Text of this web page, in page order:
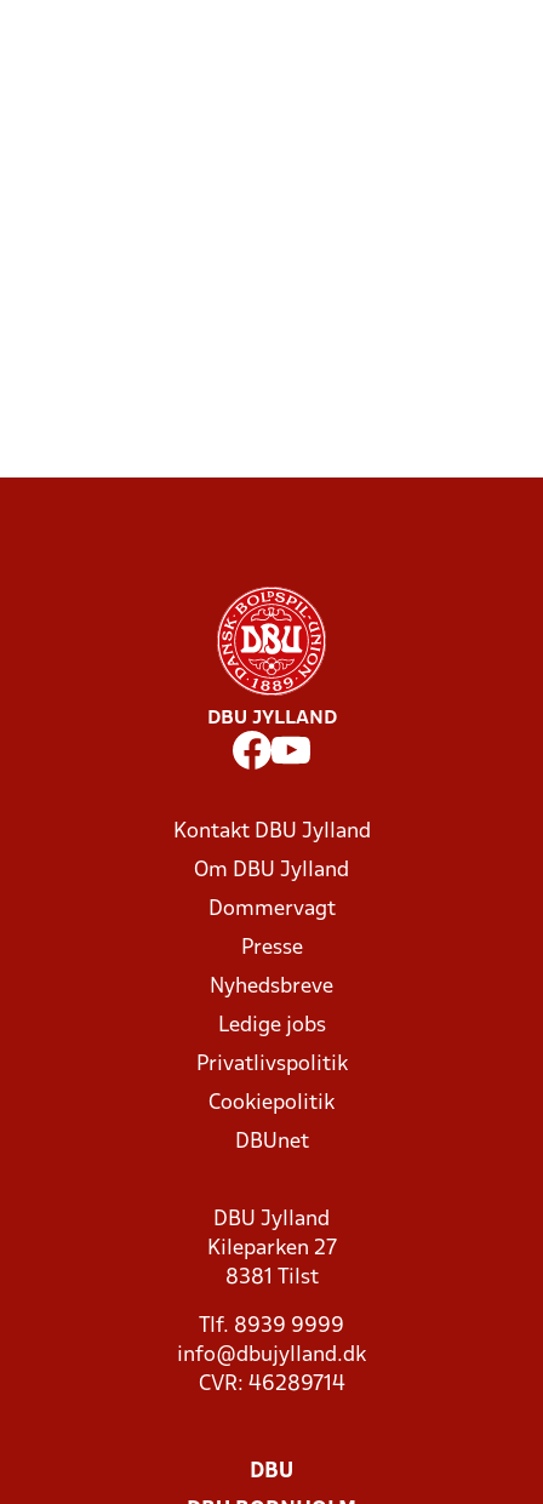
DBU JYLLAND
Kontakt DBU Jylland
Om DBU Jylland
Dommervagt
Presse
Nyhedsbreve
Ledige jobs
Privatlivspolitik
Cookiepolitik
DBUnet
DBU Jylland
Kileparken 27
8381 Tilst
Tlf. 8939 9999
info@dbujylland.dk
CVR: 46289714
DBU